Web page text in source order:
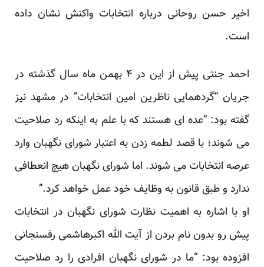
اخیر حسن روحانی درباره انتخابات واکنش نشان داده
است.
احمد جنتی پیش از این در ۴ بهمن ماه سال گذشته در
جریان “گردهمایی ناظرین امین انتخابات” در مشهد نیز
گفته بود: “عده ای هستند که با علم به اینکه رد صلاحیت
می شوند؛ با قصد لطمه زدن به اعتبار شورای نگهبان وارد
عرصه انتخابات می شوند. اما شورای نگهبان هیچ انعطافی
ندارد و طبق قانون به وظایف خود عمل خواهد کرد.”
او با اشاره به اهمیت نظارت شورای نگهبان در انتخابات
پیش رو بدون نام بردن از آیت الله اکبرهاشمی رفسنجانی
افزوده بود: “ما در شورای نگهبان افرادی را رد صلاحیت